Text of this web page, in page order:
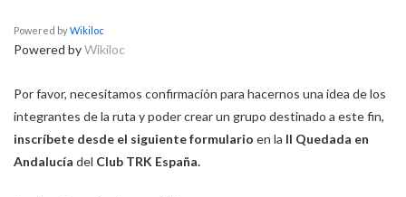
Powered byWikiloc
Powered byWikiloc
Por favor, necesitamos confirmación para hacernos una idea de los
integrantes de la ruta y poder crear un grupo destinado a este fin,
inscríbete desde el siguiente formulario en la II Quedada en
Andalucía del Club TRK España.